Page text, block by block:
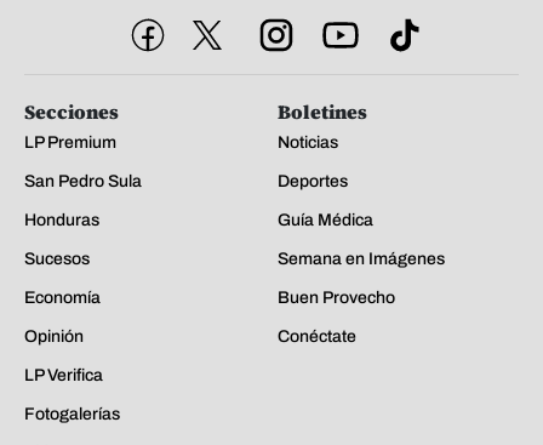
Secciones
LP Premium
San Pedro Sula
Honduras
Sucesos
Economía
Opinión
LP Verifica
Fotogalerías
Boletines
Noticias
Deportes
Guía Médica
Semana en Imágenes
Buen Provecho
Conéctate